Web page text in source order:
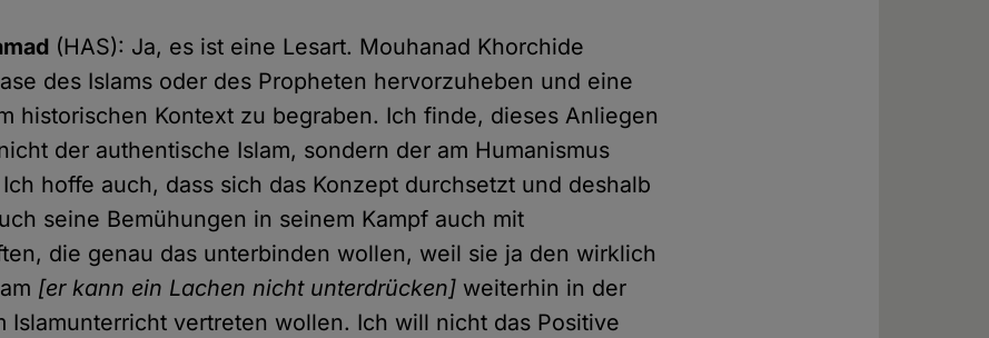
(HAS): Ja, es ist eine Lesart. Mouhanad Khorchide
des Islams oder des Propheten hervorzuheben und eine
historischen Kontext zu begraben. Ich finde, dieses Anliegen
der authentische Islam, sondern der am Humanismus
hoffe auch, dass sich das Konzept durchsetzt und deshalb
seine Bemühungen in seinem Kampf auch mit
die genau das unterbinden wollen, weil sie ja den wirklich
[er kann ein Lachen nicht unterdrücken] weiterhin in der
Islamunterricht vertreten wollen. Ich will nicht das Positive